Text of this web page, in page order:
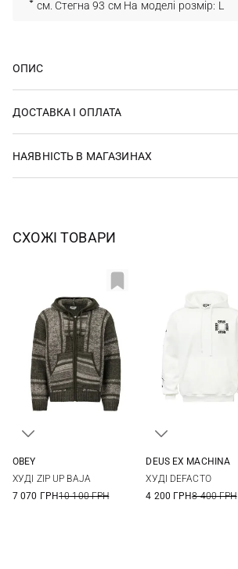
см. Стегна 93 см На моделі розмір: L
ОПИС
ДОСТАВКА І ОПЛАТА
НАЯВНІСТЬ В МАГАЗИНАХ
СХОЖІ ТОВАРИ
OBEY
ХУДІ ZIP UP BAJA
7 070 ГРН10 100 ГРН
DEUS EX MACHINА
ХУДІ DEFACTO
4 200 ГРН8 400 ГРН